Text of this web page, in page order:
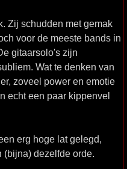
Zij schudden met gemak
voor de meeste bands in
gitaarsolo's zijn
Wat te denken van
zoveel power en emotie
echt een paar kippenvel
erg hoge lat gelegd,
(bijna) dezelfde orde.